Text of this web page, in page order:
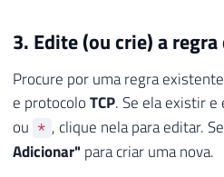
3. Edite (ou crie) a regra
Procure por uma regra
e protocoloTCP. Se ela existir
ou * , clique nela para editar.
Adicionar" para criar uma nova.